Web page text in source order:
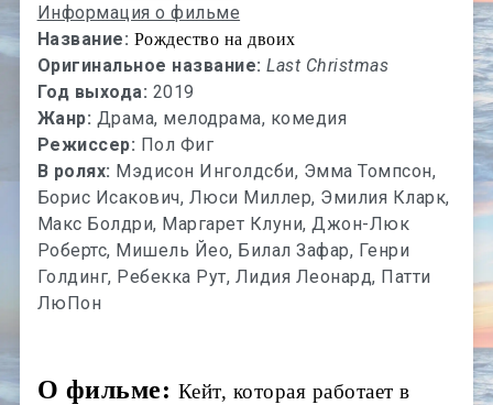
Информация о фильме
Название: Рождество на двоих
Оригинальное название:Last Christmas
Год выхода: 2019
Жанр: Драма, мелодрама, комедия
Режиссер: Пол Фиг
В ролях: Мэдисон Инголдсби, Эмма Томпсон,
Борис Исакович, Люси Миллер, Эмилия Кларк,
Макс Болдри, Маргарет Клуни, Джон-Люк
Робертс, Мишель Йео, Билал Зафар, Генри
Голдинг, Ребекка Рут, Лидия Леонард, Патти
ЛюПон
О фильме: Кейт, которая работает в